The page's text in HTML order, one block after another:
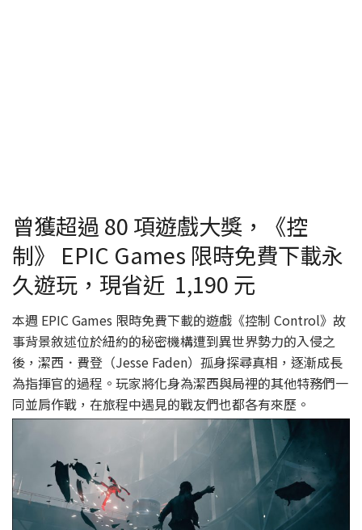
曾獲超過 80 項遊戲大獎，《控
制》 EPIC Games 限時免費下載永
久遊玩，現省近 1,190 元
本週 EPIC Games 限時免費下載的遊戲《控制 Control》故
事背景敘述位於紐約的秘密機構遭到異世界勢力的入侵之
後，潔西．費登（Jesse Faden）孤身探尋真相，逐漸成長
為指揮官的過程。玩家將化身為潔西與局裡的其他特務們一
同並肩作戰，在旅程中遇見的戰友們也都各有來歷。